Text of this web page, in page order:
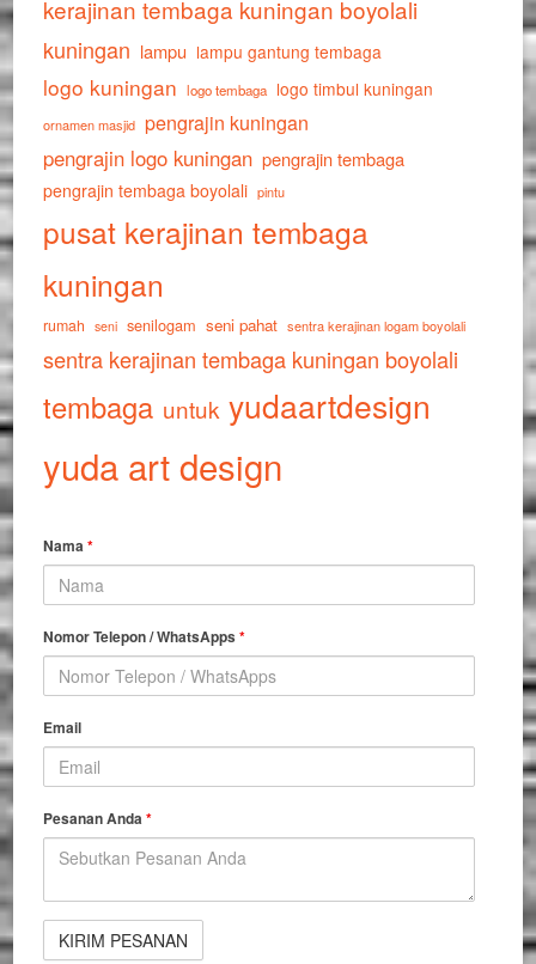
kerajinan tembaga kuningan boyolali
kuningan lampu lampu gantung tembaga
logo kuningan logo tembaga logo timbul kuningan
ornamen masjid pengrajin kuningan
pengrajin logo kuningan pengrajin tembaga
pengrajin tembaga boyolali pintu
pusat kerajinan tembaga
kuningan
rumah seni senilogam seni pahat sentra kerajinan logam boyolali
sentra kerajinan tembaga kuningan boyolali
tembaga untuk yudaartdesign
yuda art design
Nama*
Nomor Telepon / WhatsApps*
Email
Pesanan Anda*